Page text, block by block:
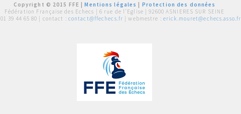
Copyright © 2015 FFE |Mentions légales
Protection des données
Fédération Française des Echecs | 6 rue de l'Eglise | 92600 ASNIERES SUR SEINE
01 39 44 65 80 | contact : contact@ffechecs.fr | webmestre : erick.mouret@echecs.asso.fr